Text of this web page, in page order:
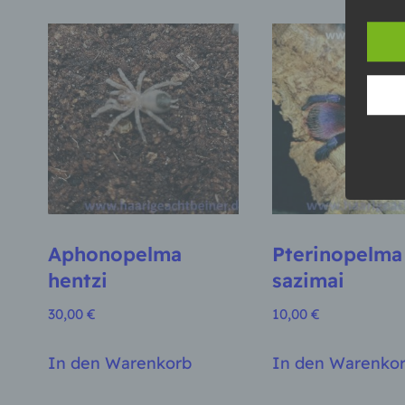
Aphonopelma
hentzi
30,00 €
In den Warenkorb
Pterinopelma
sazimai
10,00 €
In den
Aus
dies